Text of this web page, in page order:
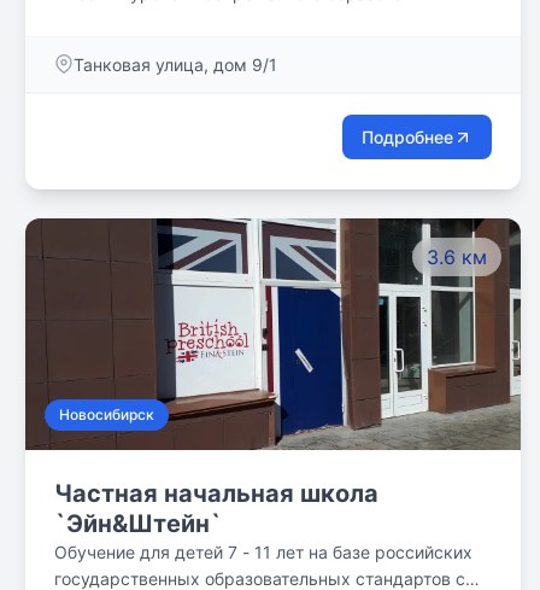
Танковая улица, дом 9/1
Подробнее
3.6 км
Новосибирск
Частная начальная школа
`Эйн&Штейн`
Обучение для детей 7 - 11 лет на базе российских
государственных образовательных стандартов с